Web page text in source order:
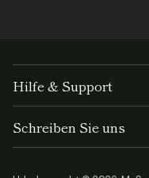
Hilfe & Support
Schreiben Sie uns